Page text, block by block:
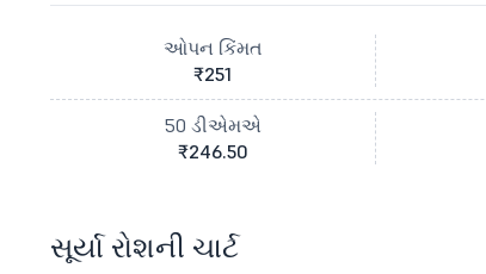
ઓપન કિંમત
₹251
50 ડીએમએ
₹246.50
સૂર્યા રોશની ચાર્ટ